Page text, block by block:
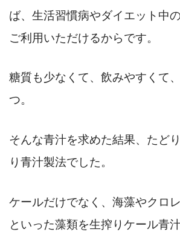
ば、生活習慣病やダイエット中
ご利用いただけるからです。
糖質も少なくて、飲みやすくて
つ。
そんな青汁を求めた結果、たど
り青汁製法でした。
ケールだけでなく、海藻やクロ
といった藻類を生搾りケール青